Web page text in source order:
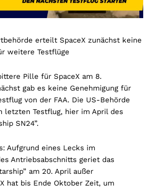
erteilt SpaceX zunächst keine
weitere Testflüge
Pille für SpaceX am 8.
gab es keine Genehmigung für
von der FAA. Die US-Behörde
letzten Testflug, hier im April des
SN24”.
Aufgrund eines Lecks im
Antriebsabschnitts geriet das
am 20. April außer
hat bis Ende Oktober Zeit, um